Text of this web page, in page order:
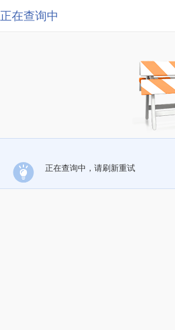
正在查询中
正在查询中，请刷新重试